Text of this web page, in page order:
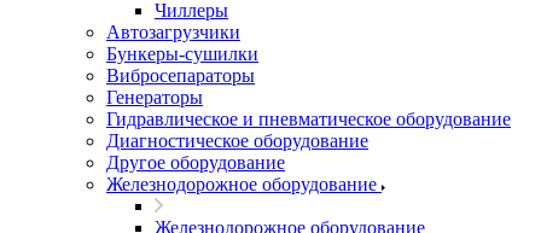
Чиллеры
Автозагрузчики
Бункеры-сушилки
Вибросепараторы
Генераторы
Гидравлическое и пневматическое оборудование
Диагностическое оборудование
Другое оборудование
Железнодорожное оборудование
Железнодорожное оборудование